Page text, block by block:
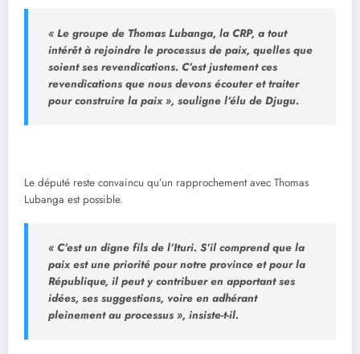
« Le groupe de Thomas Lubanga, la CRP, a tout
intérêt à rejoindre le processus de paix, quelles que
soient ses revendications. C’est justement ces
revendications que nous devons écouter et traiter
pour construire la paix », souligne l’élu de Djugu.
Le député reste convaincu qu’un rapprochement avec Thomas
Lubanga est possible.
« C’est un digne fils de l’Ituri. S’il comprend que la
paix est une priorité pour notre province et pour la
République, il peut y contribuer en apportant ses
idées, ses suggestions, voire en adhérant
pleinement au processus », insiste-t-il.